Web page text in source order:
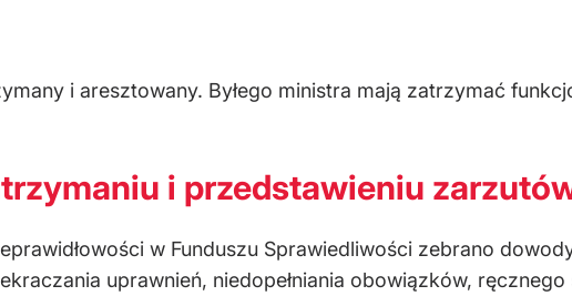
i aresztowany. Byłego ministra mają zatrzymać
i przedstawieniu
w Funduszu Sprawiedliwości zebrano
uprawnień, niedopełniania obowiązków,